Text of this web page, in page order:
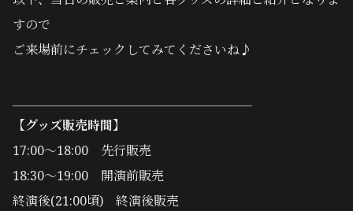
すので
ご来場前にチェックしてみてくださいね♪
【グッズ販売時間】
17:00～18:00 先行販売
18:30～19:00 開演前販売
終演後(21:00頃) 終演後販売